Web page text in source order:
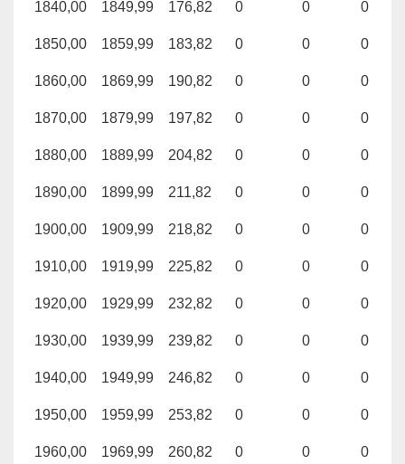
1840,00 1849,99 176,82 0 0 0
1850,00 1859,99 183,82 0 0 0
1860,00 1869,99 190,82 0 0 0
1870,00 1879,99 197,82 0 0 0
1880,00 1889,99 204,82 0 0 0
1890,00 1899,99 211,82 0 0 0
1900,00 1909,99 218,82 0 0 0
1910,00 1919,99 225,82 0 0 0
1920,00 1929,99 232,82 0 0 0
1930,00 1939,99 239,82 0 0 0
1940,00 1949,99 246,82 0 0 0
1950,00 1959,99 253,82 0 0 0
1960,00 1969,99 260,82 0 0 0